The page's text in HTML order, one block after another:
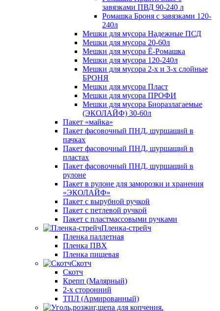
завязками ПВД 90-240 л
Ромашка Броня с завязками 120-
240л
Мешки для мусора Надежные ПСД
Мешки для мусора 20-60л
Мешки для мусора Ё-Ромашка
Мешки для мусора 120-240л
Мешки для мусора 2-х и 3-х слойные
БРОНЯ
Мешки для мусора Пласт
Мешки для мусора ПРОФИ
Мешки для мусора Биоразлагаемые
(ЭКОЛАЙФ) 30-60л
Пакет «майка»
Пакет фасовочный ПНД, шуршащий в
пачках
Пакет фасовочный ПНД, шуршащий в
пластах
Пакет фасовочный ПНД, шуршащий в
рулоне
Пакет в рулоне для заморозки и хранения
«ЭКОЛАЙФ»
Пакет с вырубной ручкой
Пакет с петлевой ручкой
Пакет с пластмассовыми ручками
Пленка-стрейч
Пленка паллетная
Пленка ПВХ
Пленка пищевая
Скотч
Скотч
Крепп (Малярный)
2-х сторонний
ТПЛ (Армированный)